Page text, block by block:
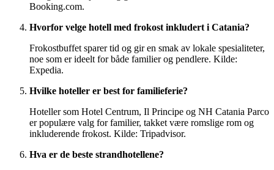
Booking.com.
Hvorfor velge hotell med frokost inkludert i Catania?
Frokostbuffet sparer tid og gir en smak av lokale spesialiteter,
noe som er ideelt for både familier og pendlere. Kilde:
Expedia.
Hvilke hoteller er best for familieferie?
Hoteller som Hotel Centrum, Il Principe og NH Catania Parco
er populære valg for familier, takket være romslige rom og
inkluderende frokost. Kilde: Tripadvisor.
Hva er de beste strandhotellene?